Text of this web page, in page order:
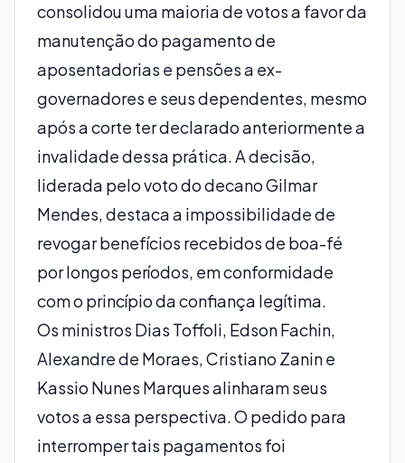
consolidou uma maioria de votos a favor da
manutenção do pagamento de
aposentadorias e pensões a ex-
governadores e seus dependentes, mesmo
após a corte ter declarado anteriormente a
invalidade dessa prática. A decisão,
liderada pelo voto do decano Gilmar
Mendes, destaca a impossibilidade de
revogar benefícios recebidos de boa-fé
por longos períodos, em conformidade
com o princípio da confiança legítima.
Os ministros Dias Toffoli, Edson Fachin,
Alexandre de Moraes, Cristiano Zanin e
Kassio Nunes Marques alinharam seus
votos a essa perspectiva. O pedido para
interromper tais pagamentos foi